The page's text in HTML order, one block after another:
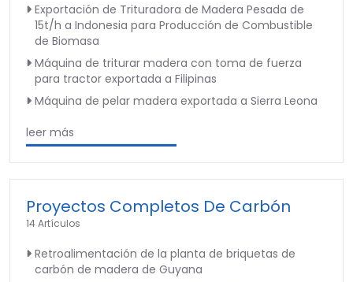
Exportación de Trituradora de Madera Pesada de
15t/h a Indonesia para Producción de Combustible
de Biomasa
Máquina de triturar madera con toma de fuerza
para tractor exportada a Filipinas
Máquina de pelar madera exportada a Sierra Leona
leer más
Proyectos Completos De Carbón
14 Artículos
Retroalimentación de la planta de briquetas de
carbón de madera de Guyana